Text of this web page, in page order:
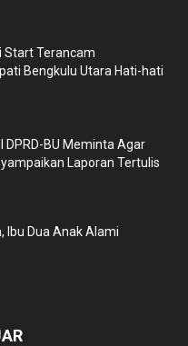
Start Terancam
Bengkulu Utara Hati-hati
DPRD-BU Meminta Agar
Laporan Tertulis
Ibu Dua Anak Alami